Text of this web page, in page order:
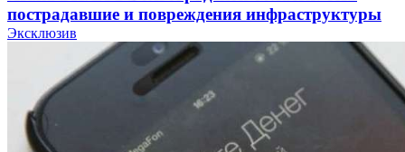
пострадавшие и повреждения инфраструктуры
Волгоградские вузы в топе зарплатного
рейтинга: ВолгГТУ и ВолгГМУ вошли в топ‑15
для химической отрасли и фармацевтики
Эксклюзив